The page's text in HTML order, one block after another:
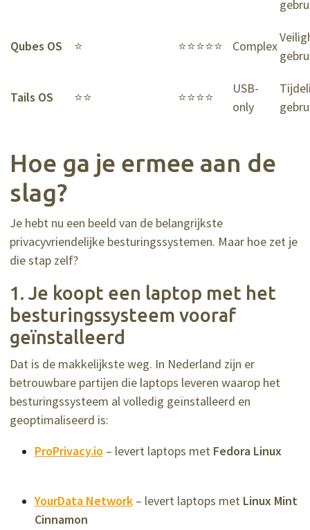
Qubes OS ⭐ ⭐⭐⭐⭐⭐ Complex
Tails OS ⭐⭐ ⭐⭐⭐⭐
USB-
only
Hoe ga je ermee aan de
slag?
Je hebt nu een beeld van de belangrijkste
privacyvriendelijke besturingssystemen. Maar hoe zet je
die stap zelf?
1. Je koopt een laptop met het
besturingssysteem vooraf
geïnstalleerd
Dat is de makkelijkste weg. In Nederland zijn er
betrouwbare partijen die laptops leveren waarop het
besturingssysteem al volledig geïnstalleerd en
geoptimaliseerd is:
ProPrivacy.io– levert laptops met Fedora Linux
YourData Network– levert laptops met Linux Mint
Cinnamon